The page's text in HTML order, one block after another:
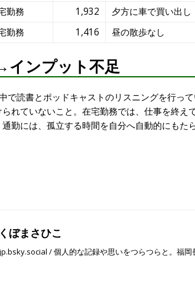
勤務 1,932
夕方に車で買い出し
勤務 1,416 昼の散歩なし
インプット不足
で読書とポッドキャストのリスニングを行っ
れていないこと。在宅勤務では、仕事を終え
勤には、孤立する時間を自分へ自動的にもた
ぼまさひこ
/ 個人的な記録や思いをつらつらと。福岡